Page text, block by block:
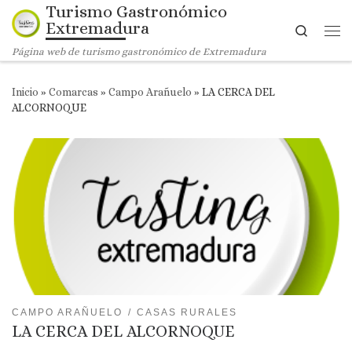
Saltar al contenido
Turismo Gastronómico
Extremadura
Página web de turismo gastronómico de Extremadura
Search
Inicio » Comarcas » Campo Arañuelo » LA CERCA DEL
ALCORNOQUE
CAMPO ARAÑUELO CASAS RURALES
LA CERCA DEL ALCORNOQUE